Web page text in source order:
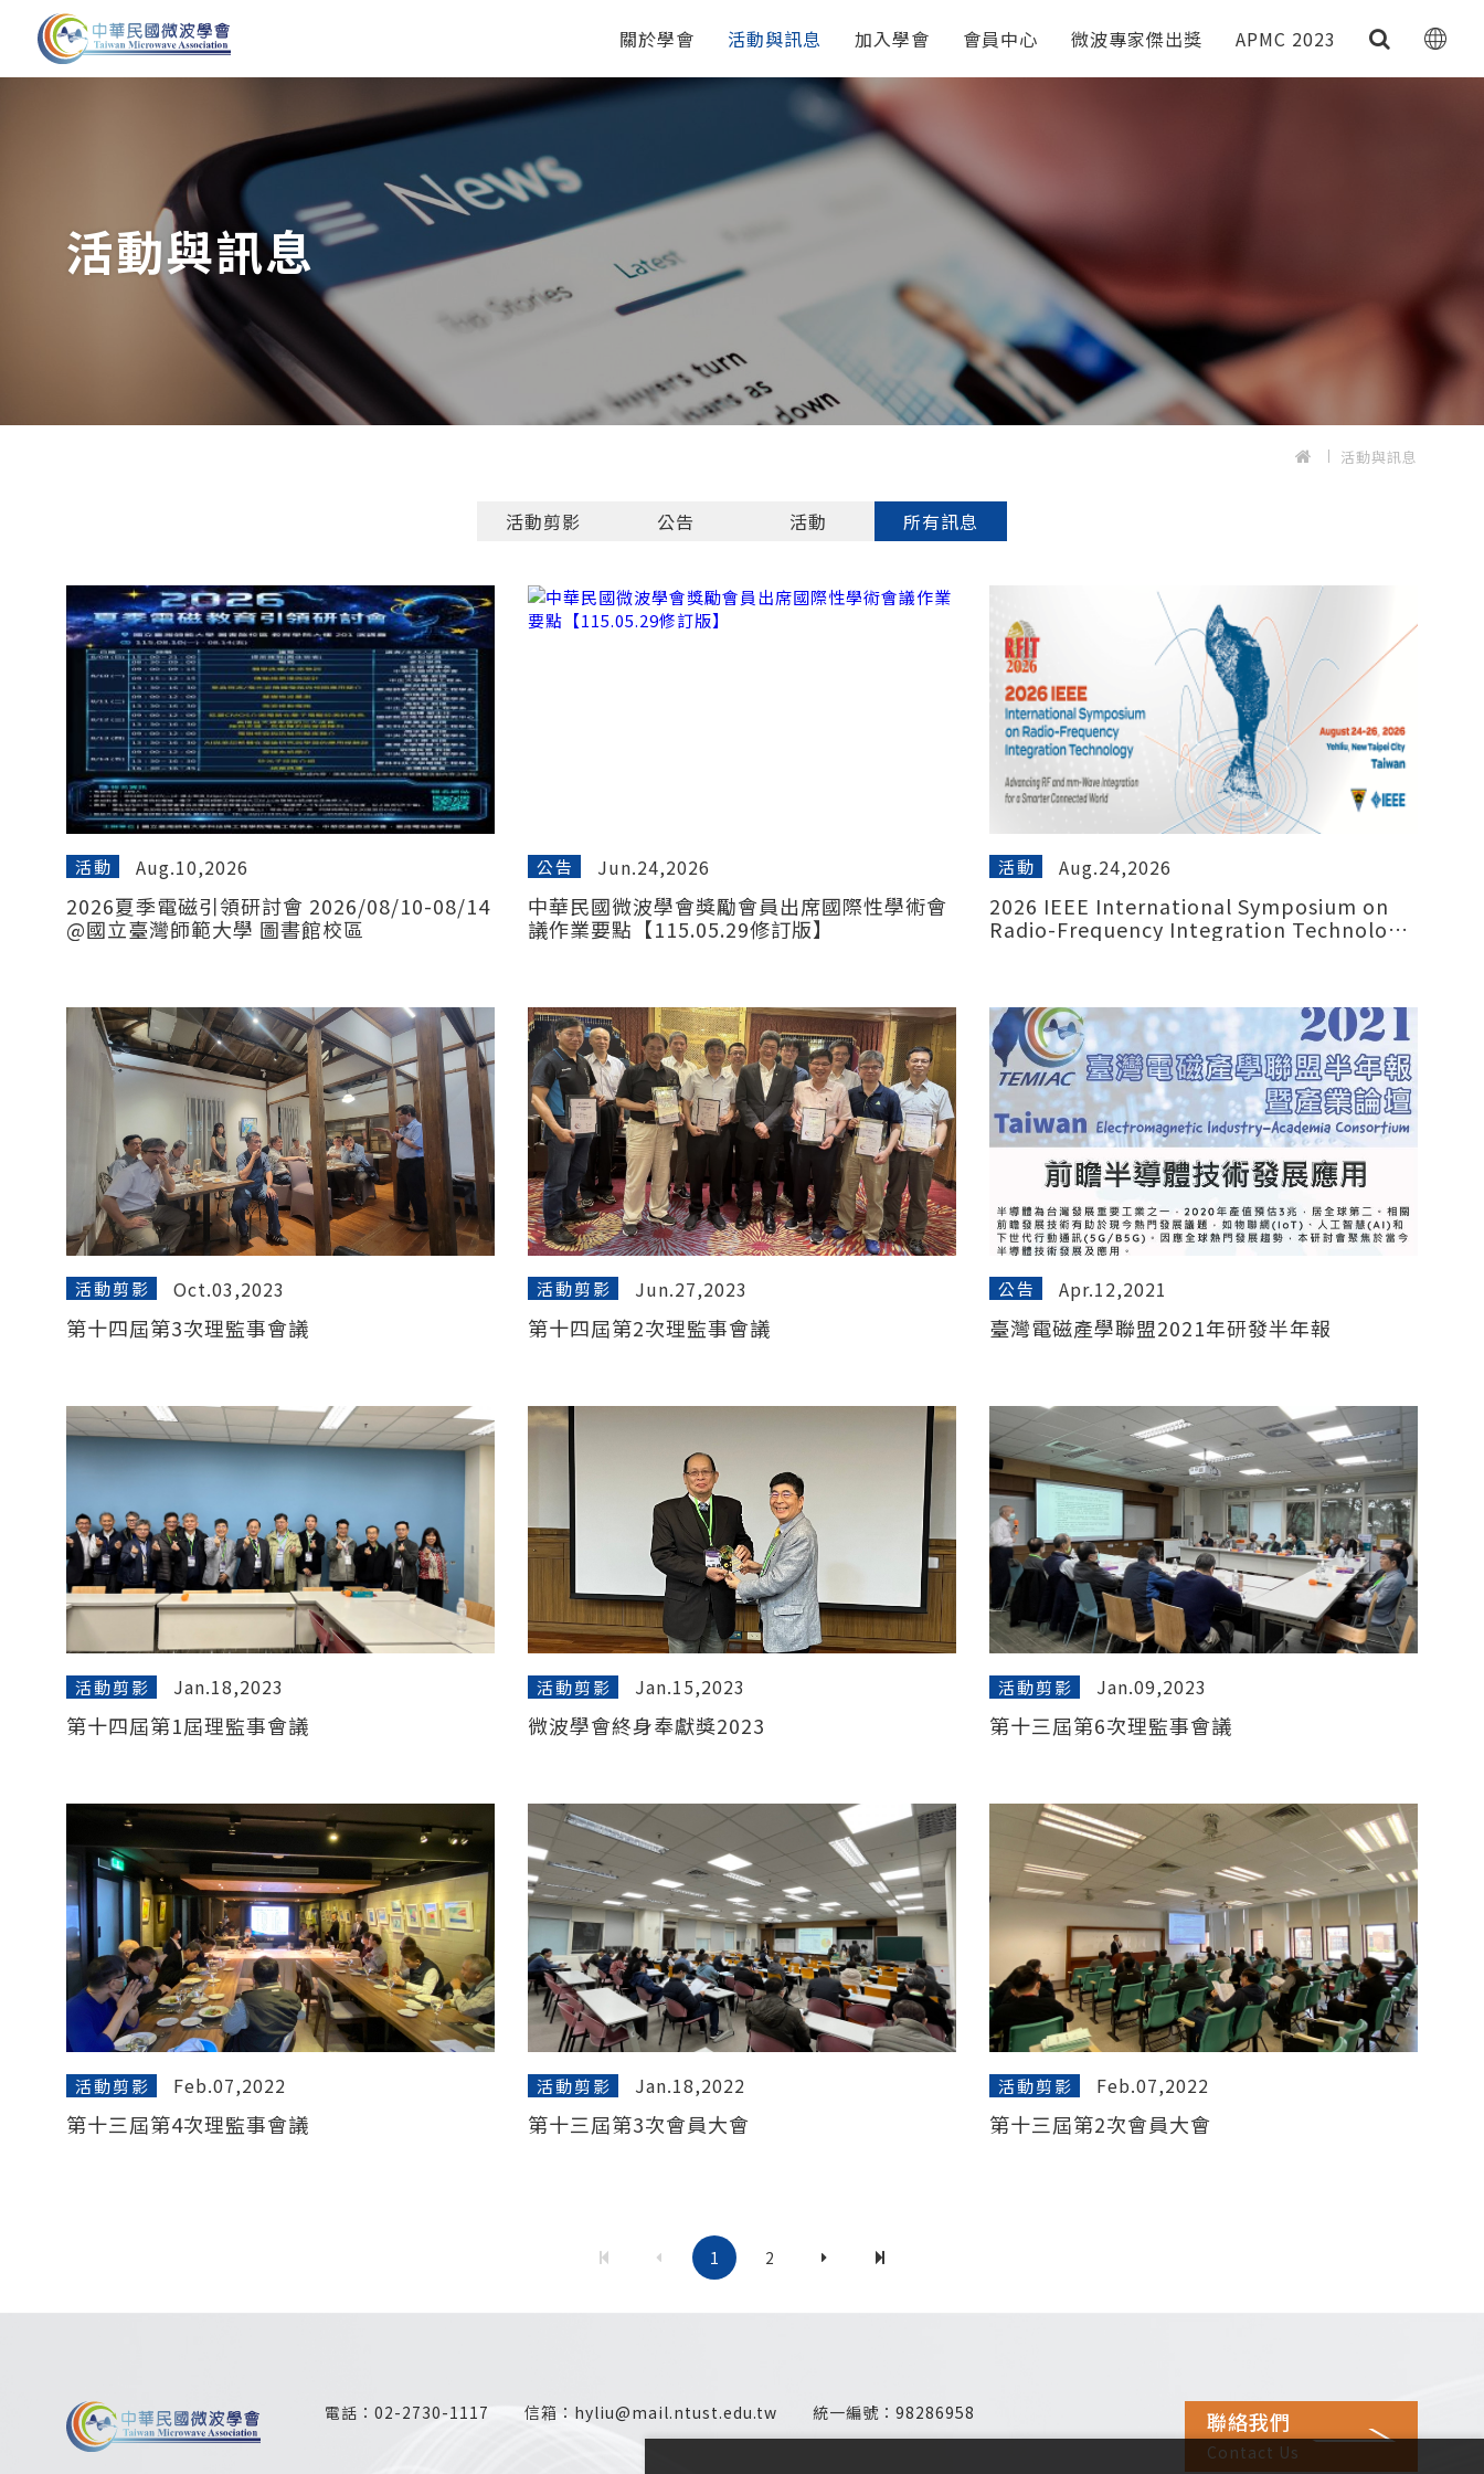
關於學會 活動與訊息
第十四屆第3次理監事會議
第十四屆第2次理監事會議
第十四屆第1屆理監事會議
第十三屆第1次理監事會議
公告
中華民國微波學會獎勵會員出席國
際性學術會議作業要點
【115.05.29修訂版】
臺灣電磁產學聯盟2021年研發半年
報
2026夏季電磁引領研討會
2026/08/10-08/14 @國立臺灣師
2026 IEEE International
Symposium on Radio-
Frequency Integration
Technology (RFIT 2026) 2026
8/24-26 Yehliu, New Taipei City
, Taiwan
加入學會 會員中心 微波專家傑出獎 APMC 2023
活動與訊息
活動與訊息
活動剪影 公告 活動 所有訊息
活動 Aug.10,2026
2026夏季電磁引領研討會 2026/08/10-08/14
@國立臺灣師範大學 圖書館校區
公告 Jun.24,2026
中華民國微波學會獎勵會員出席國際性學術會
議作業要點【115.05.29修訂版】
活動 Aug.24,2026
2026 IEEE International Symposium on
Radio-Frequency Integration Technology
活動剪影 Oct.03,2023
第十四屆第3次理監事會議
活動剪影 Jun.27,2023
第十四屆第2次理監事會議
公告 Apr.12,2021
臺灣電磁產學聯盟2021年研發半年報
活動剪影 Jan.18,2023
第十四屆第1屆理監事會議
活動剪影 Jan.15,2023
微波學會終身奉獻獎2023
活動剪影 Jan.09,2023
第十三屆第6次理監事會議
活動剪影 Feb.07,2022
第十三屆第4次理監事會議
活動剪影 Jan.18,2022
第十三屆第3次會員大會
活動剪影 Feb.07,2022
第十三屆第2次會員大會
1 2
電話： 02-2730-1117 信箱： hyliu@mail.ntust.edu.tw 統一編號： 98286958 聯絡我們
Contact Us
Cookies